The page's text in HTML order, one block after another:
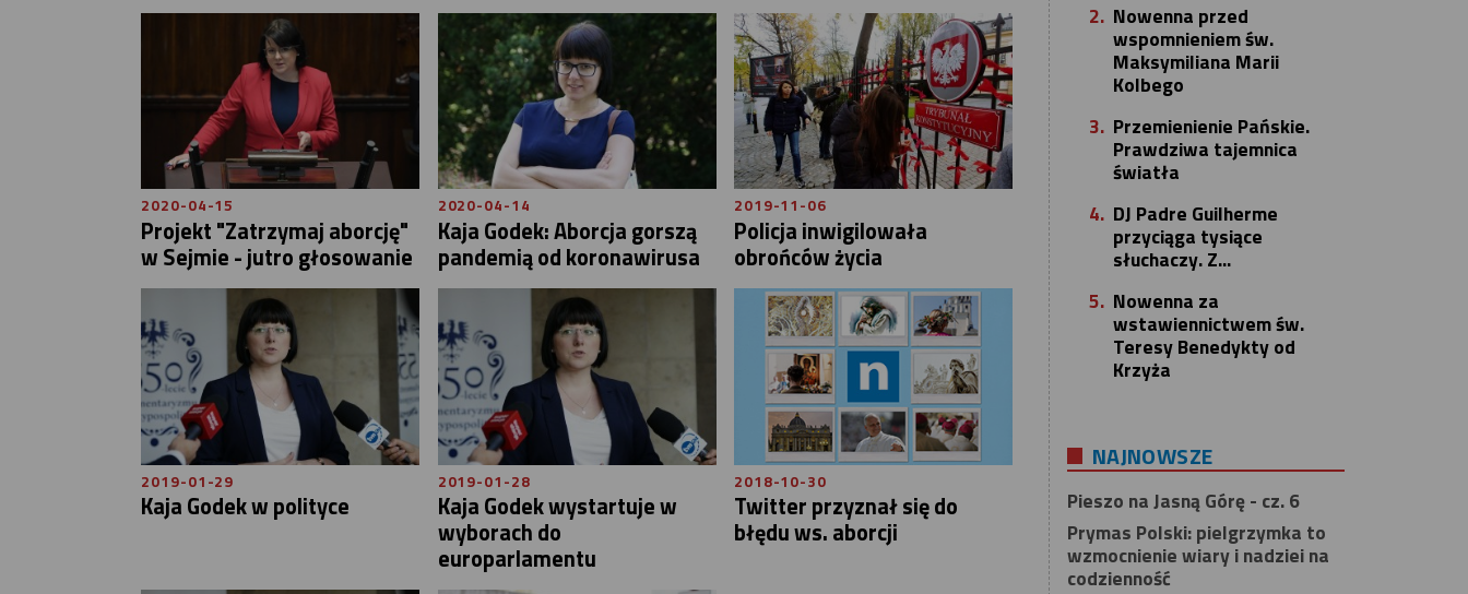
2020-04-15
Projekt "Zatrzymaj aborcję"
w Sejmie - jutro głosowanie
2020-04-14
Kaja Godek: Aborcja gorszą
pandemią od koronawirusa
2019-11-06
Policja inwigilowała
obrońców życia
2019-01-29
Kaja Godek w polityce
2019-01-28
Kaja Godek wystartuje w
wyborach do
europarlamentu
2018-10-30
Twitter przyznał się do
błędu ws. aborcji
2. Nowenna przed
wspomnieniem św.
Maksymiliana Marii
Kolbego
3. Przemienienie Pańskie.
Prawdziwa tajemnica
światła
4. DJ Padre Guilherme
przyciąga tysiące
słuchaczy. Z...
5. Nowenna za
wstawiennictwem św.
Teresy Benedykty od
Krzyża
NAJNOWSZE
Pieszo na Jasną Górę - cz. 6
Prymas Polski: pielgrzymka to
wzmocnienie wiary i nadziei na
codzienność